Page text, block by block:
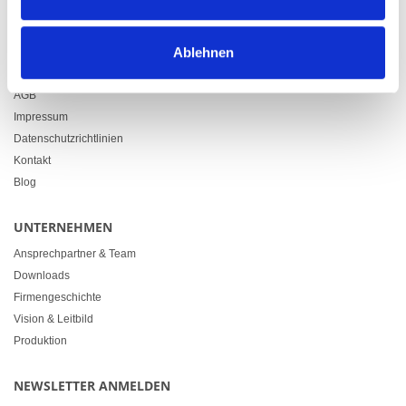
Ablehnen
Downloads
AGB
Impressum
Datenschutzrichtlinien
Kontakt
Blog
UNTERNEHMEN
Ansprechpartner & Team
Downloads
Firmengeschichte
Vision & Leitbild
Produktion
NEWSLETTER ANMELDEN